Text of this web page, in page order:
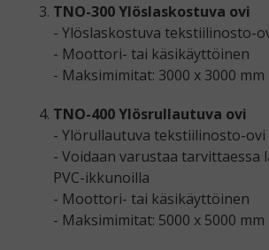
TNO-300 Ylöslaskostuva ovi
- Ylöslaskostuva tekstiilinosto-
- Moottori- tai käsikäyttöinen
- Maksimimitat: 3000 x 3000 mm
TNO-400 Ylösrullautuva ovi
- Ylörullautuva tekstiilinosto-ovi
- Voidaan varustaa tarvittaessa
PVC-ikkunoilla
- Moottori- tai käsikäyttöinen
- Maksimimitat: 5000 x 5000 mm